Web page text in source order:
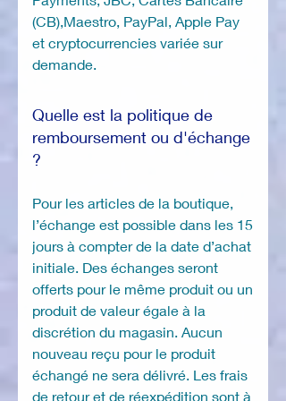
(CB),Maestro, PayPal, Apple Pay
et cryptocurrencies variée sur
demande.
Quelle est la politique de
remboursement ou d'échange
?
Pour les articles de la boutique,
l’échange est possible dans les 15
jours à compter de la date d’achat
initiale. Des échanges seront
offerts pour le même produit ou un
produit de valeur égale à la
discrétion du magasin. Aucun
nouveau reçu pour le produit
échangé ne sera délivré. Les frais
de retour et de réexpédition sont à